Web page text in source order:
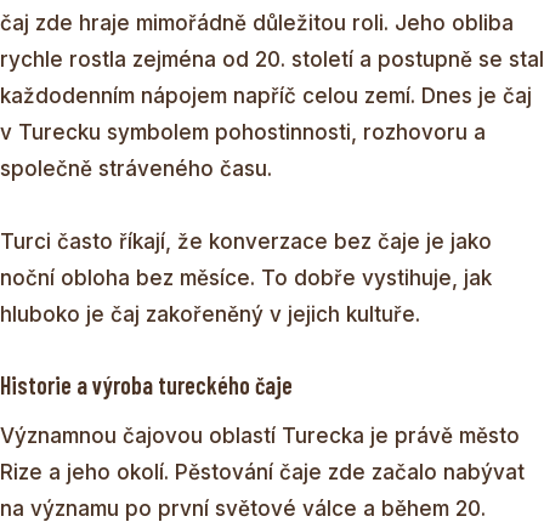
čaj zde hraje mimořádně důležitou roli. Jeho obliba
rychle rostla zejména od 20. století a postupně se stal
každodenním nápojem napříč celou zemí. Dnes je čaj
v Turecku symbolem pohostinnosti, rozhovoru a
společně stráveného času.
Turci často říkají, že konverzace bez čaje je jako
noční obloha bez měsíce. To dobře vystihuje, jak
hluboko je čaj zakořeněný v jejich kultuře.
Historie a výroba tureckého čaje
Významnou čajovou oblastí Turecka je právě město
Rize a jeho okolí. Pěstování čaje zde začalo nabývat
na významu po první světové válce a během 20.